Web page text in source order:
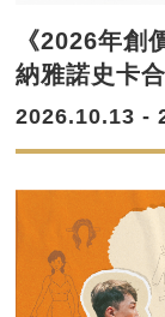
《2026年創
納雅諾史卡合
2026.10.13 -